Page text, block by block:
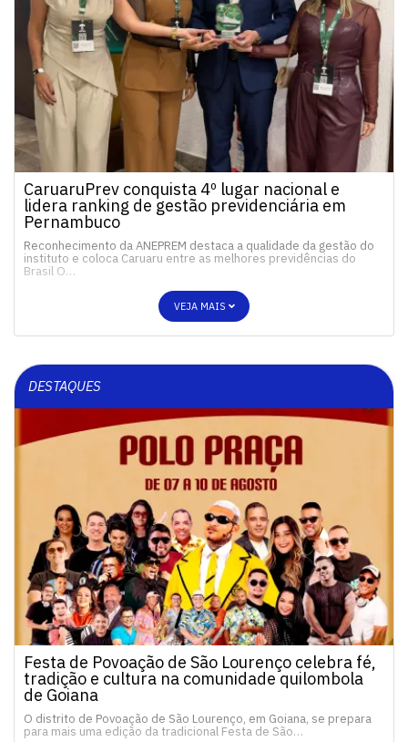
CaruaruPrev conquista 4º lugar nacional e
lidera ranking de gestão previdenciária em
Pernambuco
Reconhecimento da ANEPREM destaca a qualidade da gestão do
instituto e coloca Caruaru entre as melhores previdências do
Brasil O…
VEJA MAIS
DESTAQUES
Festa de Povoação de São Lourenço celebra fé,
tradição e cultura na comunidade quilombola
de Goiana
O distrito de Povoação de São Lourenço, em Goiana, se prepara
para mais uma edição da tradicional Festa de São…